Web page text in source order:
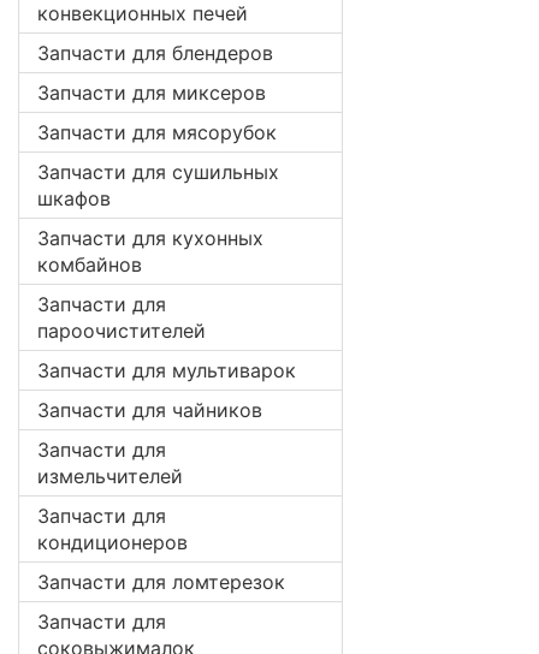
конвекционных печей
Запчасти для блендеров
Запчасти для миксеров
Запчасти для мясорубок
Запчасти для сушильных
шкафов
Запчасти для кухонных
комбайнов
Запчасти для
пароочистителей
Запчасти для мультиварок
Запчасти для чайников
Запчасти для
измельчителей
Запчасти для
кондиционеров
Запчасти для ломтерезок
Запчасти для
соковыжималок